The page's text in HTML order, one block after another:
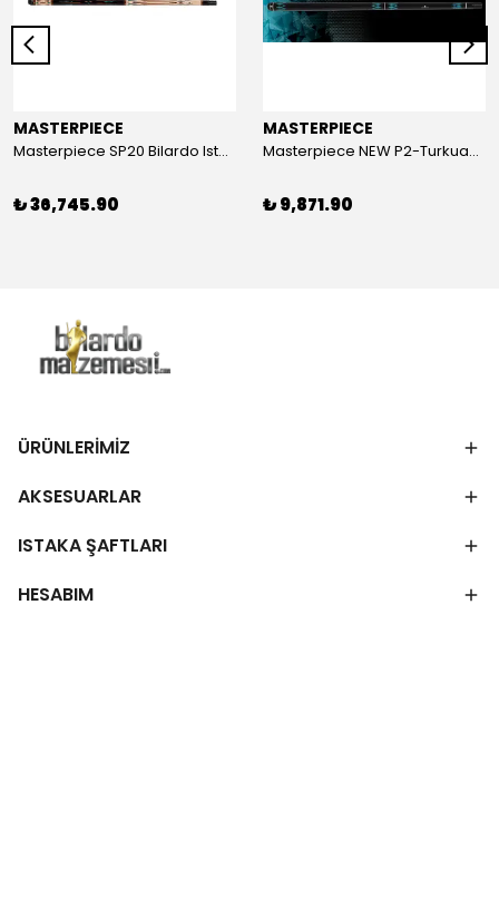
MASTERPIECE
Masterpiece SP20 Bilardo Istakası (1 Adet Carbon Şaftlı)
₺ 36,745.90
MASTERPIECE
Masterpiece NEW P2-Turkuaz Bilardo Istakası (1 Adet Solid Şaftlı)
₺ 9,871.90
ÜRÜNLERİMİZ
AKSESUARLAR
ISTAKA ŞAFTLARI
HESABIM